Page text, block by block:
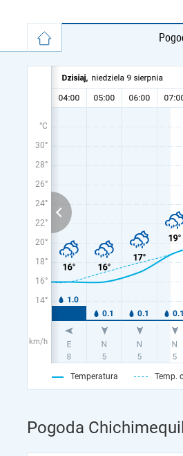
°C
30°
28°
26°
24°
22°
20°
18°
16°
14°
km/h
Temperatura Temp.
Pogoda